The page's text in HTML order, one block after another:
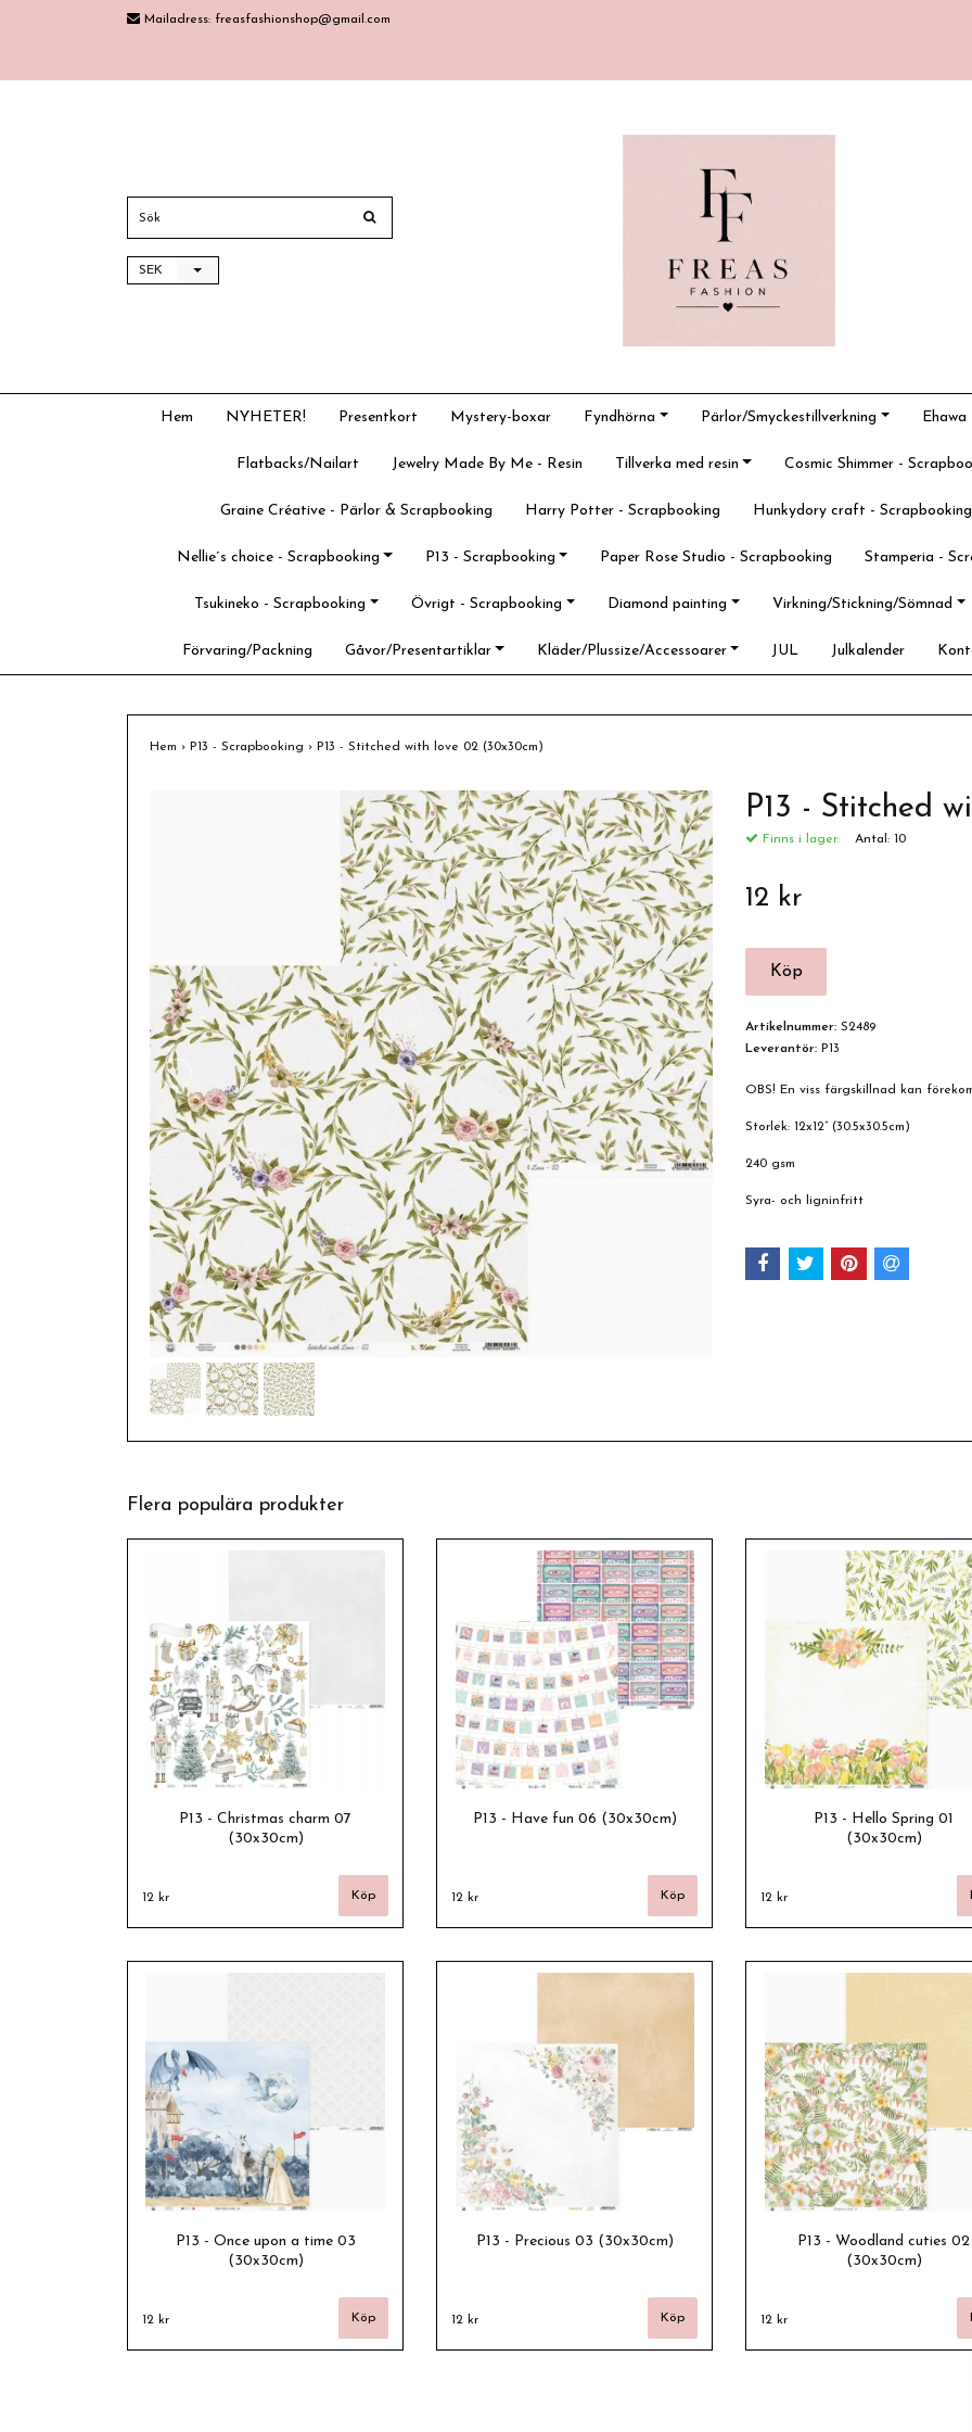
Mailadress: freasfashionshop@gmail.com
SEK
Hem NYHETER! Presentkort Mystery-boxar Fyndhörna Pärlor/Smyckestillverkning Ehawa
Flatbacks/Nailart Jewelry Made By Me - Resin Tillverka med resin Cosmic Shimmer -
Graine Créative - Pärlor & Scrapbooking Harry Potter - Scrapbooking Hunkydory craft - Scrapbooking
Nellie´s choice - Scrapbooking P13 - Scrapbooking Paper Rose Studio - Scrapbooking Stamperia -
Tsukineko - Scrapbooking Övrigt - Scrapbooking Diamond painting Virkning/Stickning/Sömnad
Förvaring/Packning Gåvor/Presentartiklar Kläder/Plussize/Accessoarer JUL Julkalender
Hem › P13 - Scrapbooking › P13 - Stitched with love 02 (30x30cm)
P13 - Stitched
Finns i lager: Antal: 10
12 kr
Artikelnummer: S2489
Leverantör: P13
OBS! En viss färgskillnad kan
Storlek: 12x12” (30.5x30.5cm)
240 gsm
Syra- och ligninfritt
Flera populära produkter
P13 - Christmas charm 07
(30x30cm)
12 kr
P13 - Have fun 06 (30x30cm)
12 kr
P13 - Hello Spring 01
(30x30cm)
12 kr
P13 - Once upon a time 03
(30x30cm)
12 kr
P13 - Precious 03 (30x30cm)
12 kr
P13 - Woodland cuties 02
(30x30cm)
12 kr